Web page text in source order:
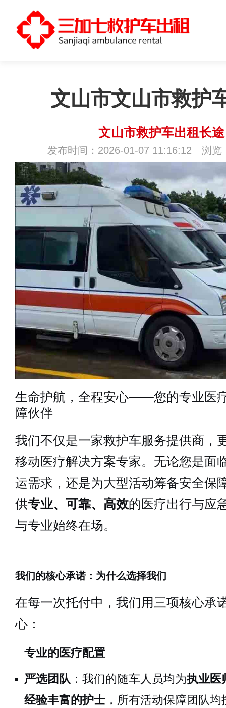
文山市文山市救护
文山市救护车出租长途
发布时间：2026-01-07 11:16:12 浏览
生命护航，全程安心——您的专业医
障伙伴
我们不仅是一家救护车服务提供商，
移动医疗解决方案专家。无论您是面
运需求，还是为大型活动筹备安全保
供专业、可靠、高效的医疗出行与应
与专业始终在场。
我们的核心承诺：为什么选择我们
在每一次托付中，我们用三项核心承
心：
专业的医疗配置
严选团队 ：我们的随车人员均为执业医
经验丰富的护士 ，所有活动保障团队